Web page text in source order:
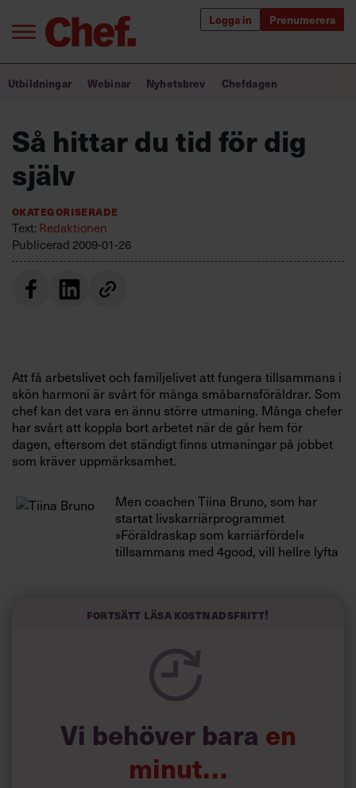
Logga in Prenumerera
Annonsera
Villkor och policy för
personuppgiftsbehandling
Sök
efter:
Bra ledare förändrar världen
Innehåll från Chef
Utbildning för ledare
Chefakademin+
Populära utbildningar
Utbildningar Webinar Nyhetsbrev Chefdagen
Så hittar du tid för dig
själv
Okategoriserade
Text:Redaktionen
Publicerad 2009-01-26
Att få arbetslivet och familjelivet att fungera tillsammans i
skön harmoni är svårt för många småbarnsföräldrar. Som
chef kan det vara en ännu större utmaning. Många chefer
har svårt att koppla bort arbetet när de går hem för
dagen, eftersom det ständigt finns utmaningar på jobbet
som kräver uppmärksamhet.
Men coachen Tiina Bruno, som har
startat livskarriärprogrammet
»Föräldraskap som karriärfördel«
tillsammans med 4good, vill hellre lyfta
»När man är med barn tränar man dagligen många
lyssnande. Den förmågan kan man ha väldigt mycket
nytta av i sin roll som chef.«
sluta känna skuld över att de inte alltid kan hämta sina
barn tidigt på dagis.
Fortsätt läsa kostnadsfritt!
Vi behöver bara en
minut…